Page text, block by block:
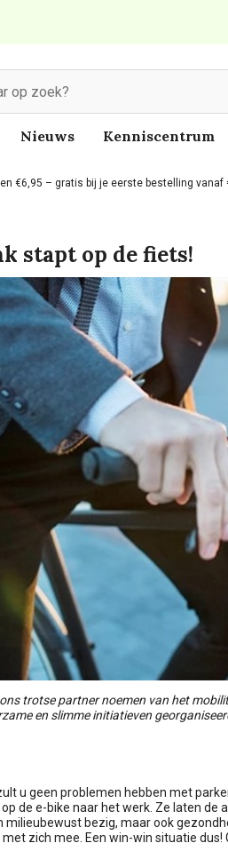
Nieuws Kenniscentrum
€6,95 – gratis bij je eerste bestelling vanaf
stapt op de fiets!
trotse partner noemen van het
en slimme initiatieven
u geen problemen hebben met
de e-bike naar het werk. Ze laten de
milieubewust bezig, maar ook
zich mee. Een win-win situatie dus!